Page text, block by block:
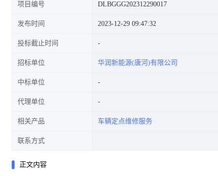
告
项目编号 DLBGGG202312290017
发布时间 2023-12-29 09:47:32
投标截止时间
招标单位 华润新能源(唐河)有限公司
中标单位
代理单位
相关产品 车辆定点维修服务
联系方式
正文内容